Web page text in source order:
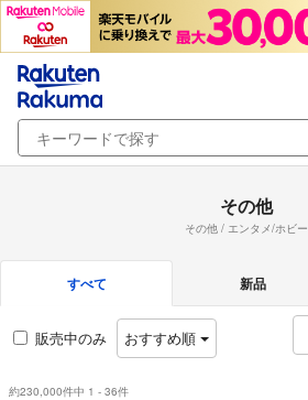
その他
その他 / エンタメ/ホビー
すべて 新品
販売中のみ おすすめ順
約230,000件中 1 - 36件